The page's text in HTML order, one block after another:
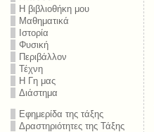
Η βιβλιοθήκη μου
Μαθηματικά
Ιστορία
Φυσική
Περιβάλλον
Τέχνη
Η Γη μας
Διάστημα
Εφημερίδα της τάξης
Δραστηριότητες της Τάξης